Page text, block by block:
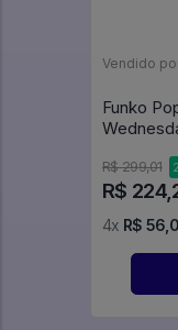
Vendido
Funko
R$ 299,01
R$
4x R$